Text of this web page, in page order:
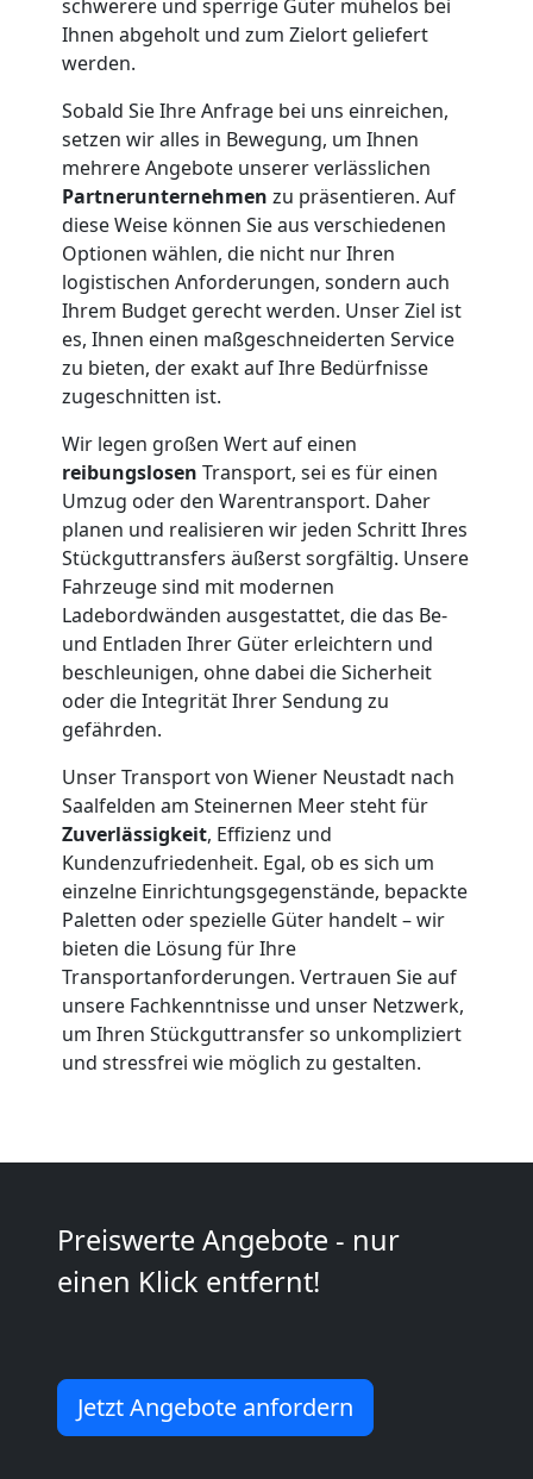
schwerere und sperrige Güter mühelos bei
Ihnen abgeholt und zum Zielort geliefert
werden.
Sobald Sie Ihre Anfrage bei uns einreichen,
setzen wir alles in Bewegung, um Ihnen
mehrere Angebote unserer verlässlichen
Partnerunternehmen zu präsentieren. Auf
diese Weise können Sie aus verschiedenen
Optionen wählen, die nicht nur Ihren
logistischen Anforderungen, sondern auch
Ihrem Budget gerecht werden. Unser Ziel ist
es, Ihnen einen maßgeschneiderten Service
zu bieten, der exakt auf Ihre Bedürfnisse
zugeschnitten ist.
Wir legen großen Wert auf einen
reibungslosen Transport, sei es für einen
Umzug oder den Warentransport. Daher
planen und realisieren wir jeden Schritt Ihres
Stückguttransfers äußerst sorgfältig. Unsere
Fahrzeuge sind mit modernen
Ladebordwänden ausgestattet, die das Be-
und Entladen Ihrer Güter erleichtern und
beschleunigen, ohne dabei die Sicherheit
oder die Integrität Ihrer Sendung zu
gefährden.
Unser Transport von Wiener Neustadt nach
Saalfelden am Steinernen Meer steht für
Zuverlässigkeit, Effizienz und
Kundenzufriedenheit. Egal, ob es sich um
einzelne Einrichtungsgegenstände, bepackte
Paletten oder spezielle Güter handelt – wir
bieten die Lösung für Ihre
Transportanforderungen. Vertrauen Sie auf
unsere Fachkenntnisse und unser Netzwerk,
um Ihren Stückguttransfer so unkompliziert
und stressfrei wie möglich zu gestalten.
Preiswerte Angebote - nur
einen Klick entfernt!
Jetzt Angebote anfordern
Neustadt
Büroumzug
Wiener
Neustadt
Expressumzug
Wiener
Neustadt
Tragehilfe
Wiener
Neustadt
Kleiner
Umzug
Wiener
Neustadt
Küchenumzug
Neustadt
Umzug
Lagerung
Wiener